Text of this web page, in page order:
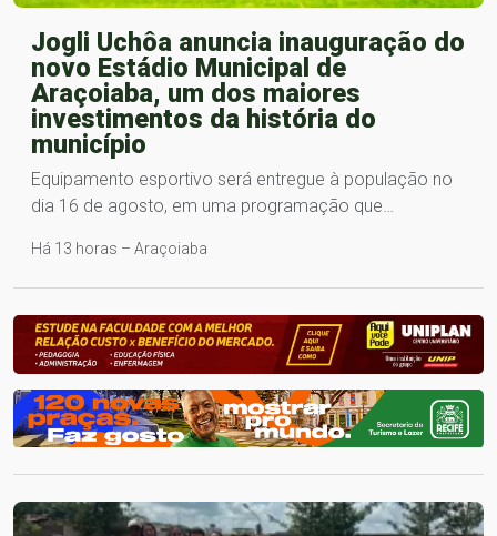
Jogli Uchôa anuncia inauguração do
novo Estádio Municipal de
Araçoiaba, um dos maiores
investimentos da história do
município
Equipamento esportivo será entregue à população no
dia 16 de agosto, em uma programação que…
Há 13 horas – Araçoiaba